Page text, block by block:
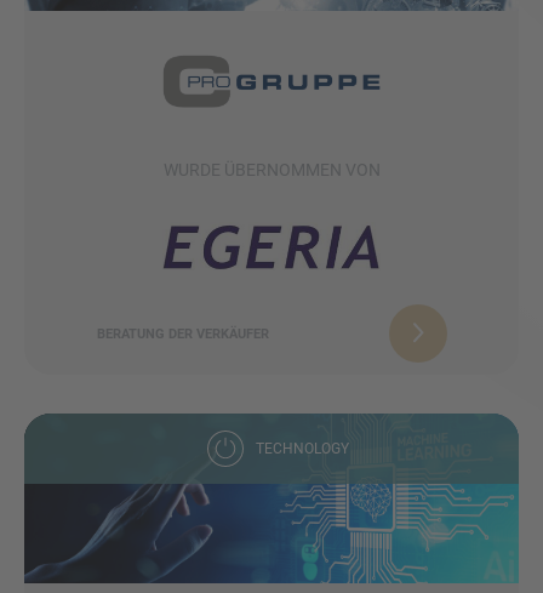
WURDE ÜBERNOMMEN VON
BERATUNG DER VERKÄUFER
TECHNOLOGY